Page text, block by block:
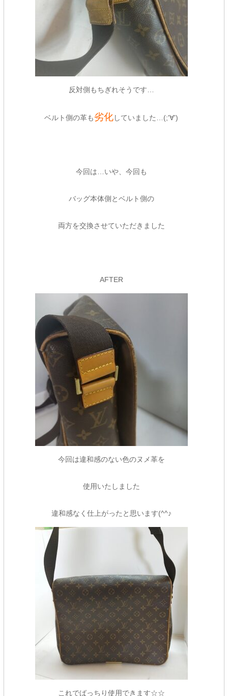
反対側もちぎれそうです…
ベルト側の革も劣化していました…(;'∀')
今回は…いや、今回も
バッグ本体側とベルト側の
両方を交換させていただきました
AFTER
今回は違和感のない色のヌメ革を
使用いたしました
違和感なく仕上がったと思います(^^♪
これでばっちり使用できます☆☆